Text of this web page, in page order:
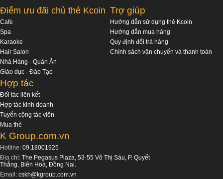
Điểm ưu đãi chủ thẻ Kcoin
Cafe
Spa
Karaoke
Hair Salon
Nhà Hàng - Quán Ăn
Giáo dục - Đào Tạo
Trợ giúp
Hướng dẫn sử dụng thẻ Kcoin
Hướng dẫn mua hàng
Quy định đổi trả hàng
Chính sách vận chuyển và thanh toán
Hợp tác
Đối tác liên kết
Hợp tác kinh doanh
Tuyển cộng tác viên
Mua thẻ
K Group.com.vn
Hotline: 09.18001925
Địa chỉ: The Pegasus Plaza, 53-55 Võ Thị Sáu, P. Quyết
Thắng, Biên Hoà, Đồng Nai.
Email: cskh@kgroup.com.vn